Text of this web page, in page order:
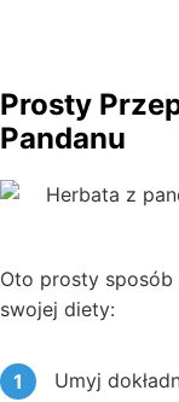
Prosty
Pandanu
Oto prosty sposób
swojej diety:
Umyj